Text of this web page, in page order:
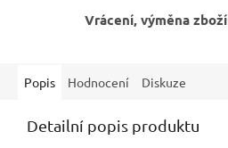
Vrácení, výměna zboží
Popis Hodnocení Diskuze
Detailní popis produktu